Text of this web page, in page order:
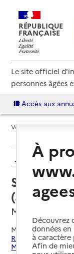
RÉPUBLIQUE
FRANÇAISE
Le site officiel
personnes âgées
Accès aux
Voir le fil d’Ariane
Retour aux
Service
(aide) –
Melun, SEINE-
Mis à jour le08/
Rechercher les
Melun.
À
Découvrez
données
à caractère
Afin de